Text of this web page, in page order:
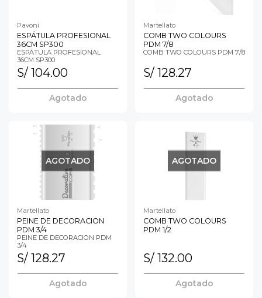
Pavoni
ESPÁTULA PROFESIONAL
36CM SP300
ESPÁTULA PROFESIONAL
36CM SP300
S/ 104.00
Agotado
Martellato
COMB TWO COLOURS
PDM 7/8
COMB TWO COLOURS PDM 7/8
S/ 128.27
Agotado
AGOTADO
Martellato
PEINE DE DECORACION
PDM 3/4
PEINE DE DECORACION PDM
3/4
S/ 128.27
Agotado
AGOTADO
Martellato
COMB TWO COLOURS
PDM 1/2
S/ 132.00
Agotado